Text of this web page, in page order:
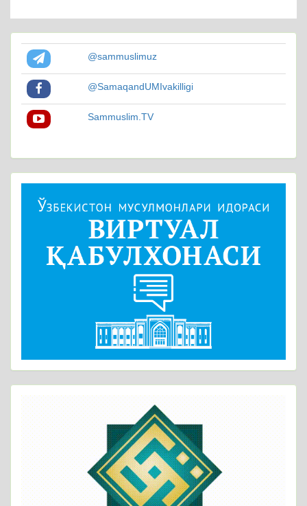
@sammuslimuz
@SamaqandUMIvakilligi
Sammuslim.TV